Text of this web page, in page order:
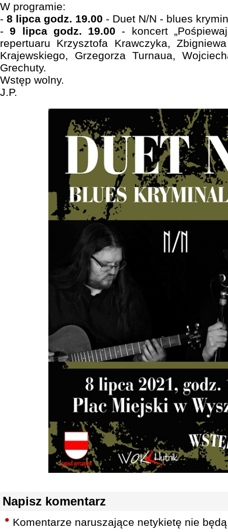
W programie:
- 8 lipca godz. 19.00 - Duet N/N - blues
-9 lipca godz. 19.00 - koncert
repertuaru Krzysztofa Krawczyka,
Krajewskiego, Grzegorza Turnaua,
Grechuty.
Wstęp wolny.
J.P.
Napisz komentarz
Komentarze naruszające netykietę nie